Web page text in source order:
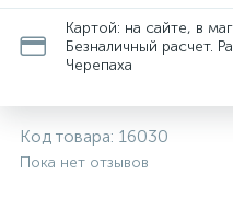
Картой: на сайте, в
Безналичный расчет.
Черепаха
Код товара: 16030
Пока нет отзывов